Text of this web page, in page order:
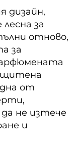
дизайн,
за
отново,
за
от
не изтече
и